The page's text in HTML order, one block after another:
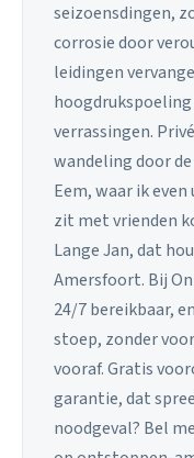
seizoensdingen,
corrosie door
leidingen
verrassingen.
wandeling door
Eem, waar ik
zit met vrienden
Lange Jan, dat
Amersfoort. Bij
24/7 bereikbaar,
stoep, zonder
vooraf. Gratis
garantie, dat
noodgeval? Bel